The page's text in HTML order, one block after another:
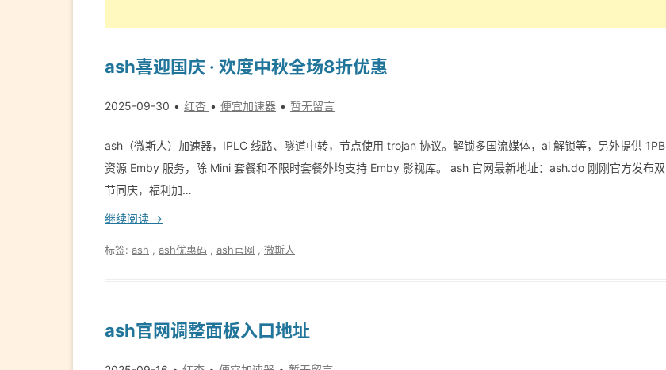
ash喜迎国庆 · 欢度中秋全场8折优惠
2025-09-30 红杏 便宜加速器 暂无留言
ash（微斯人）加速器，IPLC 线路、隧道中转，节点使用 trojan 协议。解锁多国流媒体，ai 解锁等，另外提供 1PB
资源 Emby 服务，除 Mini 套餐和不限时套餐外均支持 Emby 影视库。 ash 官网最新地址：ash.do 刚刚官方发布双
节同庆，福利加…
继续阅读 →
标签: ash ash优惠码 ash官网 微斯人
ash官网调整面板入口地址